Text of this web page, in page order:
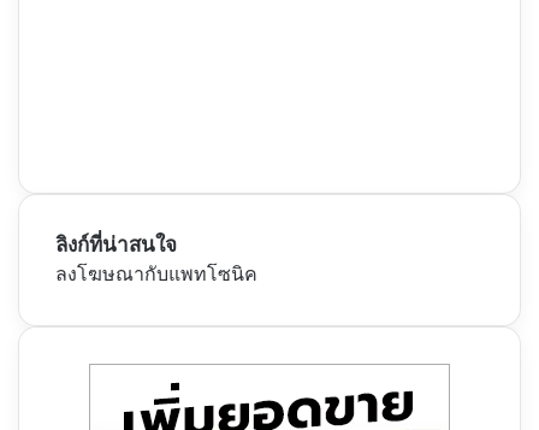
ลิงก์ที่น่าสนใจ
ลงโฆษณากับแพทโซนิค